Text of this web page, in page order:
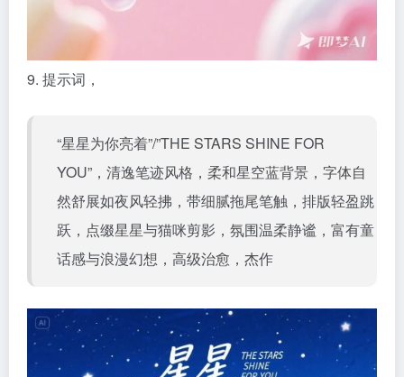
9. 提示词，
“星星为你亮着”/”THE STARS SHINE FOR
YOU”，清逸笔迹风格，柔和星空蓝背景，字体自
然舒展如夜风轻拂，带细腻拖尾笔触，排版轻盈跳
跃，点缀星星与猫咪剪影，氛围温柔静谧，富有童
话感与浪漫幻想，高级治愈，杰作